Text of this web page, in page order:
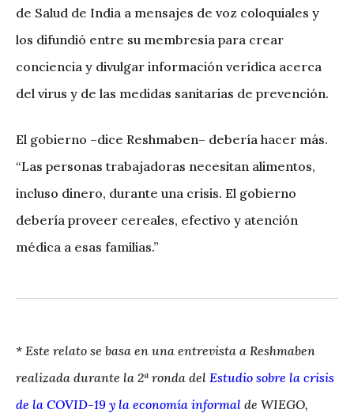
de Salud de India a mensajes de voz coloquiales y
los difundió entre su membresía para crear
conciencia y divulgar información verídica acerca
del virus y de las medidas sanitarias de prevención.
El gobierno –dice Reshmaben– debería hacer más.
“Las personas trabajadoras necesitan alimentos,
incluso dinero, durante una crisis. El gobierno
debería proveer cereales, efectivo y atención
médica a esas familias.”
* Este relato se basa en una entrevista a Reshmaben
realizada durante la 2ª ronda del Estudio sobre la crisis
de la COVID-19 y la economía informal de WIEGO,